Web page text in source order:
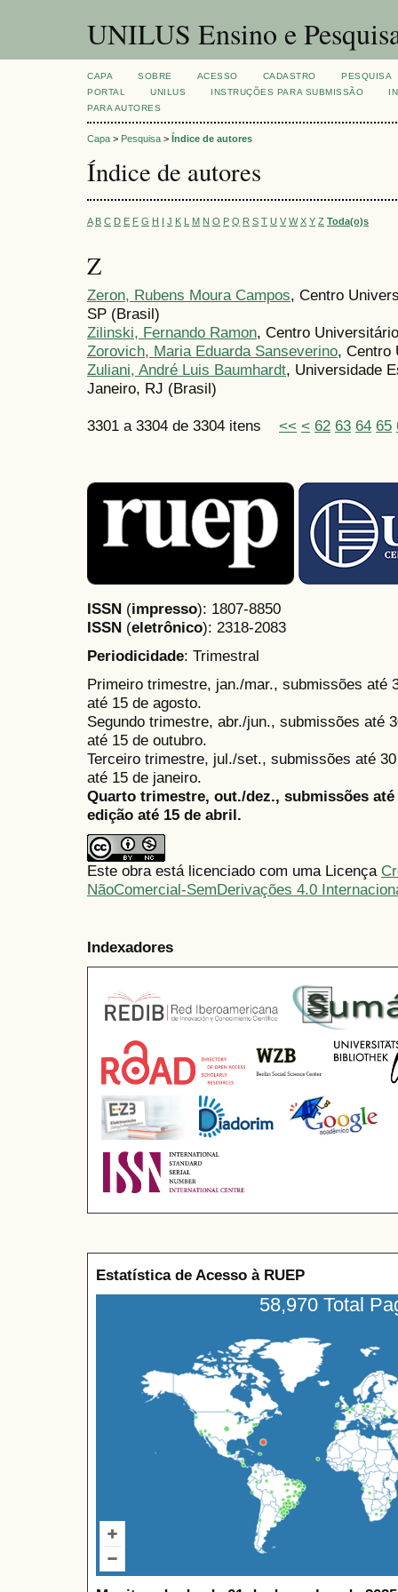
UNILUS Ensino e
CAPA SOBRE ACESSO CADASTRO
PESQUISA
PORTAL
UNILUS INSTRUÇÕES PARA SUBMISSÃO
PARA AUTORES
Capa > Pesquisa > Índice de autores
Índice de autores
A B C D E F G H I J K L M N O P Q R S T U V W X Y Z Toda(o)s
Z
Zeron, Rubens Moura Campos, Centro
SP (Brasil)
Zilinski, Fernando Ramon, Centro
Zorovich, Maria Eduarda Sanseverino, Centro
Zuliani, André Luis Baumhardt, Universidade
Janeiro, RJ (Brasil)
3301 a 3304 de 3304 itens << < 62 63 64 65
ISSN (impresso): 1807-8850
ISSN (eletrônico): 2318-2083
Periodicidade: Trimestral
Primeiro trimestre, jan./mar., submissões até
até 15 de agosto.
Segundo trimestre, abr./jun., submissões até
até 15 de outubro.
Terceiro trimestre, jul./set., submissões até
até 15 de janeiro.
Quarto trimestre, out./dez., submissões
edição até 15 de abril.
Este obra está licenciado com uma Licença
NãoComercial-SemDerivações 4.0
Indexadores
Estatística de Acesso à RUEP
58,970 Total